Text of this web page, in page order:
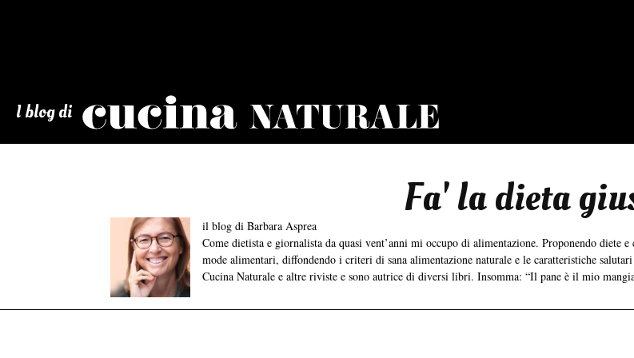
I blog di Naturale
Fa' la dieta
il blog di Barbara Asprea
Come dietista e giornalista da quasi vent’anni mi occupo di alimentazione. Proponendo
mode alimentari, diffondendo i criteri di sana alimentazione naturale e le caratteristiche
Cucina Naturale e altre riviste e sono autrice di diversi libri. Insomma: “Il pane è il mio